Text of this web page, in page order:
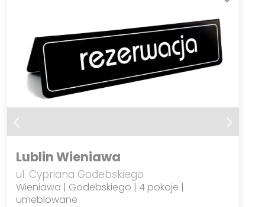
Lublin Wieniawa
ul. Cypriana Godebskiego
Wieniawa | Godebskiego | 4 pokoje |
umeblowane